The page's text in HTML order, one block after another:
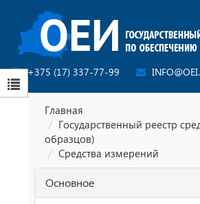
+375 (17) 337-77-99
Главная
Государственный реестр
образцов)
Средства измерений
Основное